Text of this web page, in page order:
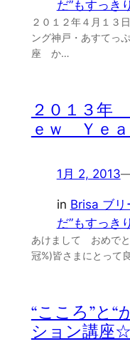
だ”もすっき
２０１２年４月１３
ング神戸・あすてっ
座 か…
２０１３
ｅｗ Ｙｅａ
1月 2, 2013
in Brisa ブリ
だ”もすっき
あけまして おめで
冠%)皆さまにとって
“こころ”と“
ション講座